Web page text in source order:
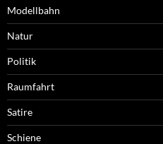
Modellbahn
Natur
Politik
Raumfahrt
Satire
Schiene